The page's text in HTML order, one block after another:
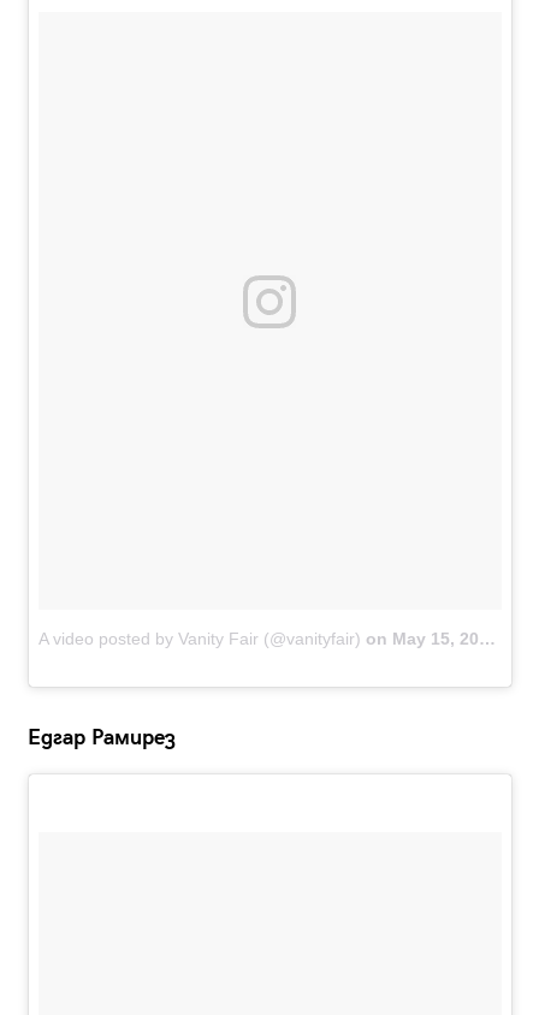
A video posted by Vanity Fair (@vanityfair) on May 15, 2016 at 5:43am PDT
Едгар Рамирез